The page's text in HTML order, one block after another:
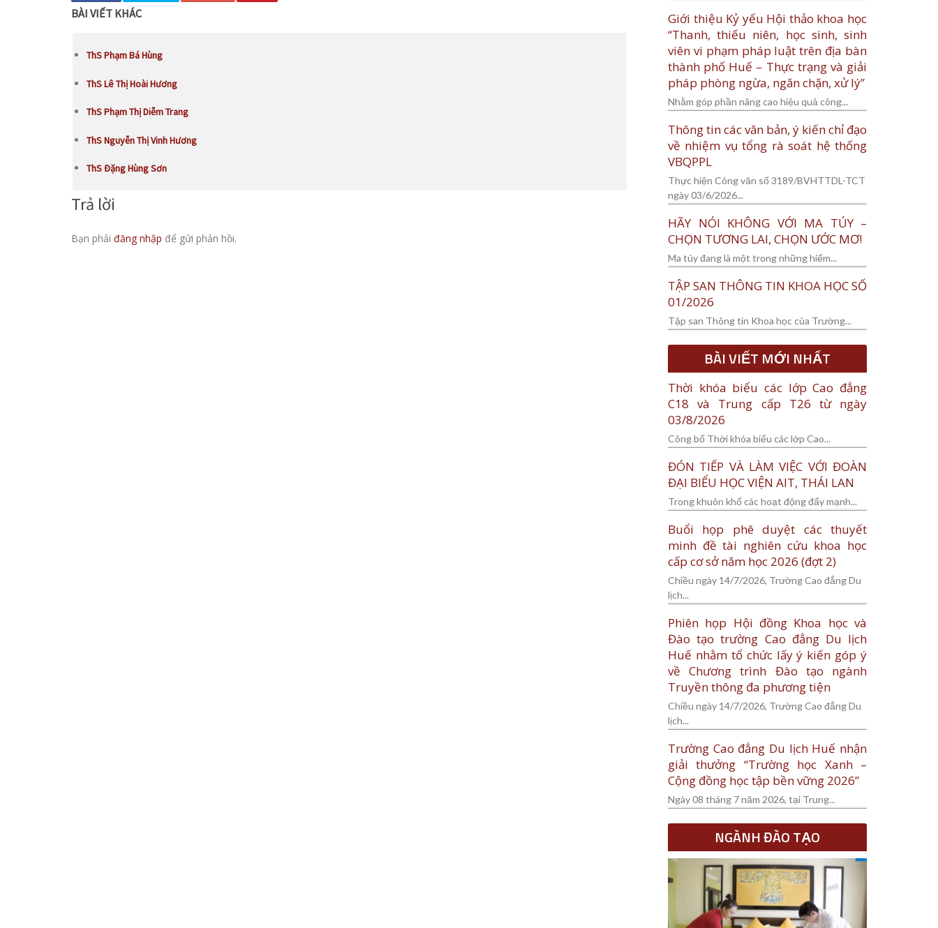
BÀI VIẾT KHÁC
ThS Phạm Bá Hùng
ThS Lê Thị Hoài Hương
ThS Phạm Thị Diễm Trang
ThS Nguyễn Thị Vinh Hương
ThS Đặng Hùng Sơn
Trả lời
Bạn phải đăng nhập để gửi phản hồi.
Giới thiệu Kỷ yếu Hội thảo khoa học
“Thanh, thiếu niên, học sinh, sinh
viên vi phạm pháp luật trên địa bàn
thành phố Huế – Thực trạng và giải
pháp phòng ngừa, ngăn chặn, xử lý”
Nhằm góp phần nâng cao hiệu quả công...
Thông tin các văn bản, ý kiến chỉ đạo
về nhiệm vụ tổng rà soát hệ thống
VBQPPL
Thực hiện Công văn số 3189/BVHTTDL-TCT
ngày 03/6/2026...
HÃY NÓI KHÔNG VỚI MA TÚY –
CHỌN TƯƠNG LAI, CHỌN ƯỚC MƠ!
Ma túy đang là một trong những hiểm...
TẬP SAN THÔNG TIN KHOA HỌC SỐ
01/2026
Tập san Thông tin Khoa học của Trường...
BÀI VIẾT MỚI NHẤT
Thời khóa biểu các lớp Cao đẳng
C18 và Trung cấp T26 từ ngày
03/8/2026
Công bố Thời khóa biểu các lớp Cao...
ĐÓN TIẾP VÀ LÀM VIỆC VỚI ĐOÀN
ĐẠI BIỂU HỌC VIỆN AIT, THÁI LAN
Trong khuôn khổ các hoạt động đẩy mạnh...
Buổi họp phê duyệt các thuyết
minh đề tài nghiên cứu khoa học
cấp cơ sở năm học 2026 (đợt 2)
Chiều ngày 14/7/2026, Trường Cao đẳng Du
lịch...
Phiên họp Hội đồng Khoa học và
Đào tạo trường Cao đẳng Du lịch
Huế nhằm tổ chức lấy ý kiến góp ý
về Chương trình Đào tạo ngành
Truyền thông đa phương tiện
Chiều ngày 14/7/2026, Trường Cao đẳng Du
lịch...
Trường Cao đẳng Du lịch Huế nhận
giải thưởng “Trường học Xanh –
Cộng đồng học tập bền vững 2026”
Ngày 08 tháng 7 năm 2026, tại Trung...
NGÀNH ĐÀO TẠO